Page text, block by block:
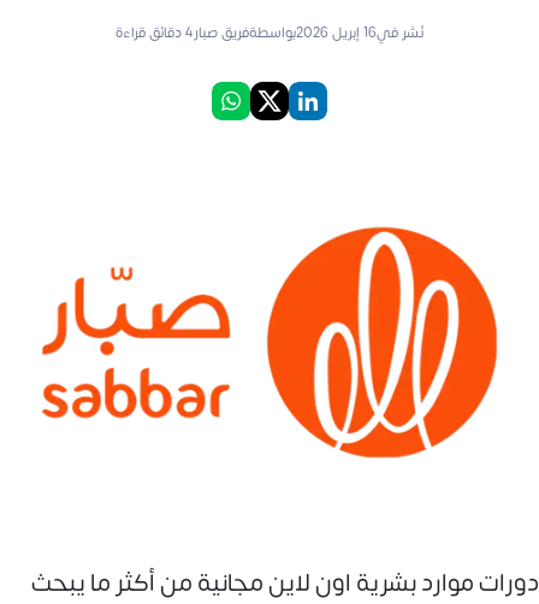
نُشر في16 إبريل 2026 بواسطةفريق صبار4دقائق قراءة
دورات موارد بشرية اون لاين مجانية من أكثر ما يبحث